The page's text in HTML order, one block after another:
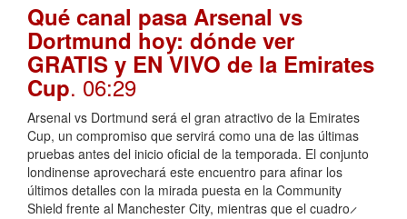
Qué canal pasa Arsenal vs
Dortmund hoy: dónde ver
GRATIS y EN VIVO de la Emirates
Cup. 06:29
Arsenal vs Dortmund será el gran atractivo de la Emirates
Cup, un compromiso que servirá como una de las últimas
pruebas antes del inicio oficial de la temporada. El conjunto
londinense aprovechará este encuentro para afinar los
últimos detalles con la mirada puesta en la Community
Shield frente al Manchester City, mientras que el cuadro ̷